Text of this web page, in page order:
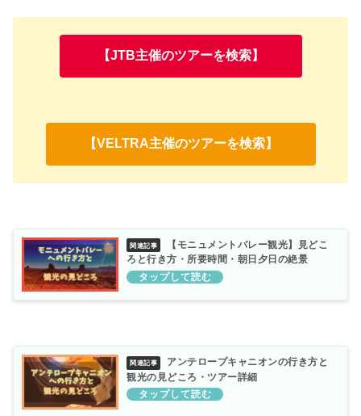
【JTB主催のツアーを検索】
【VELTRA主催のツアーを検索】
【モニュメントバレー観光】見どこ
ろと行き方・所要時間・朝日夕日の絶景
アンテロープキャニオンの行き方と
観光の見どころ・ツアー詳細